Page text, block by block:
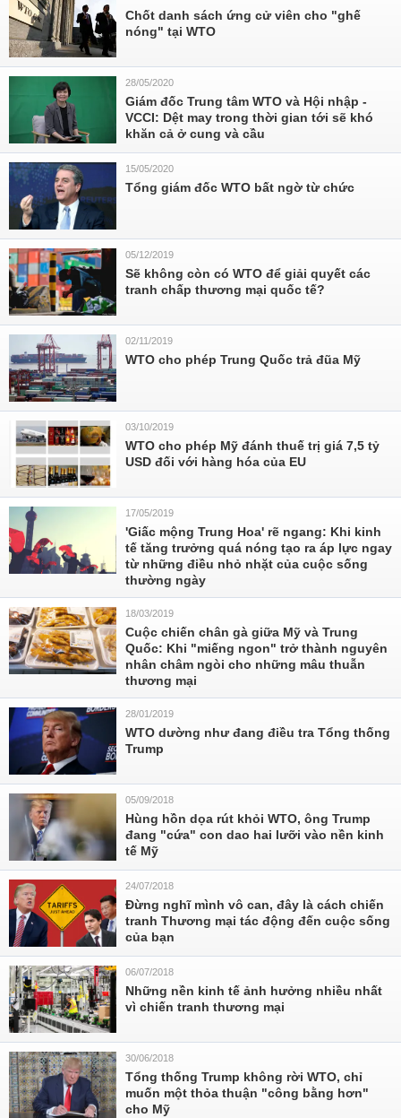
Chốt danh sách ứng cử viên cho "ghế
nóng" tại WTO
28/05/2020
Giám đốc Trung tâm WTO và Hội nhập -
VCCI: Dệt may trong thời gian tới sẽ khó
khăn cả ở cung và cầu
15/05/2020
Tổng giám đốc WTO bất ngờ từ chức
05/12/2019
Sẽ không còn có WTO để giải quyết các
tranh chấp thương mại quốc tế?
02/11/2019
WTO cho phép Trung Quốc trả đũa Mỹ
03/10/2019
WTO cho phép Mỹ đánh thuế trị giá 7,5 tỷ
USD đối với hàng hóa của EU
17/05/2019
'Giấc mộng Trung Hoa' rẽ ngang: Khi kinh
tế tăng trưởng quá nóng tạo ra áp lực ngay
từ những điều nhỏ nhặt của cuộc sống
thường ngày
18/03/2019
Cuộc chiến chân gà giữa Mỹ và Trung
Quốc: Khi "miếng ngon" trở thành nguyên
nhân châm ngòi cho những mâu thuẫn
thương mại
28/01/2019
WTO dường như đang điều tra Tổng thống
Trump
05/09/2018
Hùng hồn dọa rút khỏi WTO, ông Trump
đang "cứa" con dao hai lưỡi vào nền kinh
tế Mỹ
24/07/2018
Đừng nghĩ mình vô can, đây là cách chiến
tranh Thương mại tác động đến cuộc sống
của bạn
06/07/2018
Những nền kinh tế ảnh hưởng nhiều nhất
vì chiến tranh thương mại
30/06/2018
Tổng thống Trump không rời WTO, chỉ
muốn một thỏa thuận "công bằng hơn"
cho Mỹ